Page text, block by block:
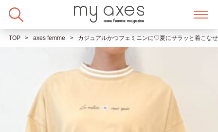
TOP axes femme カジュアルかつフェミニンに♡夏にサラッと着こな